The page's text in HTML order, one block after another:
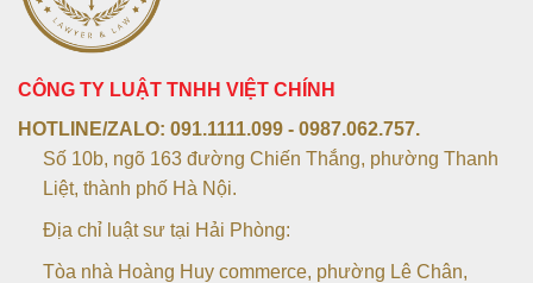
CÔNG TY LUẬT TNHH VIỆT CHÍNH
HOTLINE/ZALO: 091.1111.099 - 0987.062.757.
Số 10b, ngõ 163 đường Chiến Thắng, phường Thanh
Liệt, thành phố Hà Nội.
Địa chỉ luật sư tại Hải Phòng:
Tòa nhà Hoàng Huy commerce, phường Lê Chân,